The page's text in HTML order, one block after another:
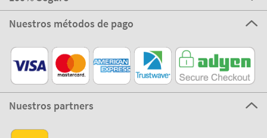
Nuestros métodos de pago
Nuestros partners